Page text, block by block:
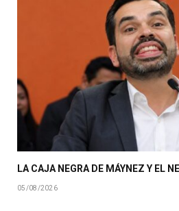
LA CAJA NEGRA DE MÁYNEZ Y EL
05/08/2026